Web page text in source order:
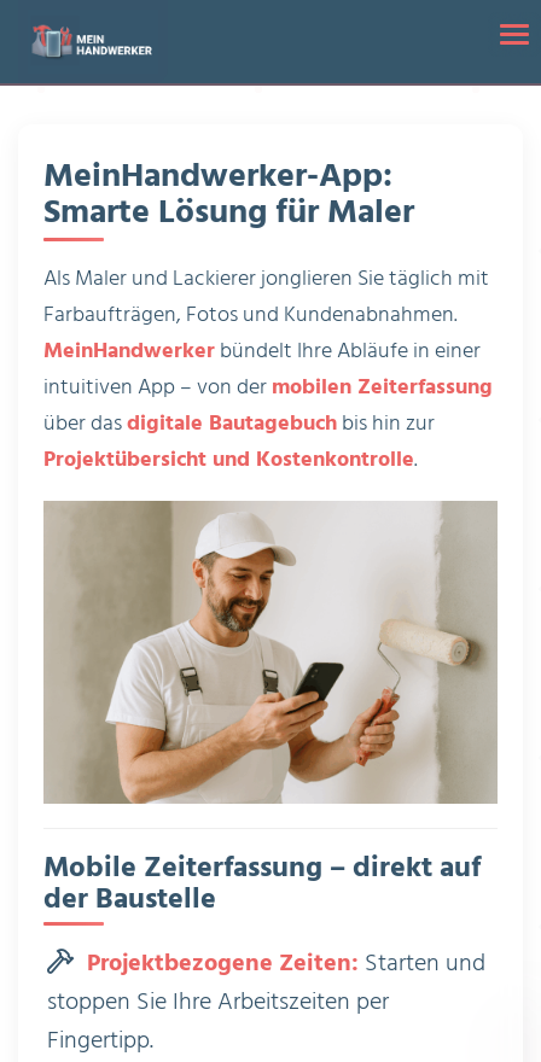
Startseite App für Maler: Digitales Bautagebuch, Zeiterfassung, u.v.m.
MeinHandwerker-App:
Smarte Lösung für Maler
Als Maler und Lackierer jonglieren Sie täglich mit
Farbaufträgen, Fotos und Kundenabnahmen.
MeinHandwerkerbündelt Ihre Abläufe in einer
intuitiven App – von dermobilen Zeiterfassung
über dasdigitale Bautagebuchbis hin zur
Projektübersicht und Kostenkontrolle.
Mobile Zeiterfassung – direkt auf
der Baustelle
Projektbezogene Zeiten: Starten und
stoppen Sie Ihre Arbeitszeiten per
Fingertipp.